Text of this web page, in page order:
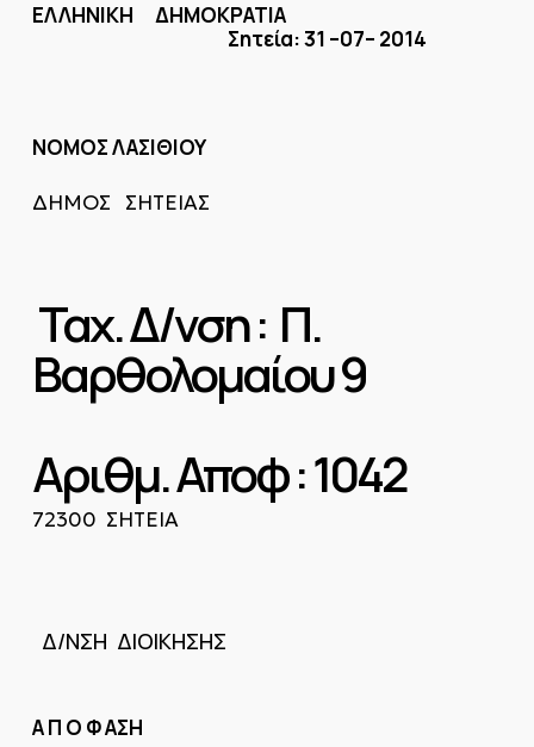
ΕΛΛΗΝΙΚΗ ΔΗΜΟΚΡΑΤΙΑ
Σητεία:31 –07– 2014
ΝΟΜΟΣ ΛΑΣΙΘΙΟΥ
ΔΗΜΟΣ ΣΗΤΕΙΑΣ
Ταχ. Δ/νση : Π.
Βαρθολομαίου 9
Αριθμ. Αποφ : 1042
72300 ΣΗΤΕΙΑ
Δ/ΝΣΗ ΔΙΟΙΚΗΣΗΣ
ΑΠ Ο Φ ΑΣΗ